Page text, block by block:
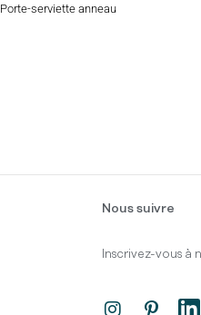
Porte-serviette anneau
Nous suivre
Inscrivez-vous
L